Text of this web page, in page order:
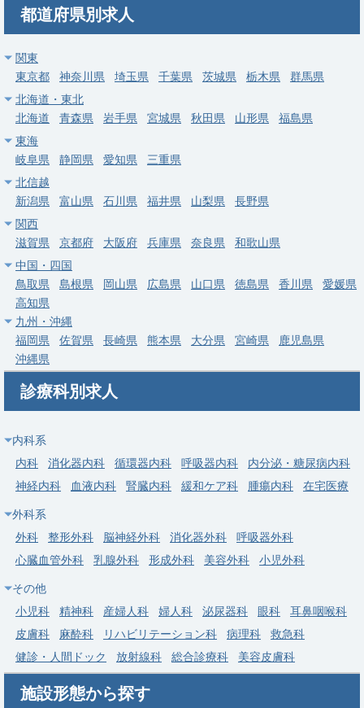
勤務地 愛知県 丹羽郡大口町
給与 年収 1,600万円 ～ 2,100万円
常勤
【丹羽郡大口町】消化器外科 部長候補／外科＋消化器外科専門
医・年俸1,800万～2,100万円
求人病院名
募集科目 消化器外科
勤務地 愛知県 丹羽郡大口町
常勤
【丹羽郡大口町】整形外科／専門医取得者・年俸2,000万～
2,100万円
求人病院名
医療法人医仁会 さくら総合病院
募集科目
勤務地
常勤
歓迎・年俸2,200万～2,600万円
求人病院名
給与 年収 2,200万円 ～ 2,600万円
都道府県別求人
関東
東京都
神奈川県 埼玉県 千葉県 茨城県 栃木県
群馬県
北海道・東北
北海道
青森県 岩手県 宮城県 秋田県 山形県
福島県
東海
岐阜県
静岡県 愛知県
三重県
北信越
新潟県
富山県 石川県 福井県 山梨県
長野県
関西
滋賀県
京都府 大阪府 兵庫県 奈良県
和歌山県
中国・四国
鳥取県
島根県 岡山県 広島県 山口県 徳島県 香川県
愛媛県
高知県
九州・沖縄
福岡県
佐賀県 長崎県 熊本県 大分県 宮崎県
鹿児島県
沖縄県
診療科別求人
内科系
内科
消化器内科 循環器内科 呼吸器内科
内分泌・糖尿病内科
神経内科
血液内科 腎臓内科 緩和ケア科 腫瘍内科 在宅医療
外科系
外科
整形外科 脳神経外科 消化器外科
呼吸器外科
心臓血管外科
乳腺外科 形成外科 美容外科 小児外科
その他
小児科
精神科 産婦人科 婦人科 泌尿器科 眼科
耳鼻咽喉科
皮膚科
麻酔科 リハビリテーション科 病理科
救急科
健診・人間ドック
放射線科 総合診療科 美容皮膚科
施設形態から探す